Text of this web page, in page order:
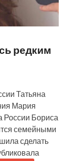
редким
Татьяна
Мария
России Бориса
семейными
сделать